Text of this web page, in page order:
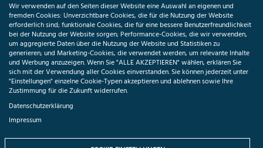
Medizininformatik-Initiative
ToolPool Gesundheitsforschung
Folgen Sie uns:
Wir verwenden auf den Seiten dieser Website eine Auswahl an eigenen und
fremden Cookies: Unverzichtbare Cookies, die für die Nutzung der Website
erforderlich sind; funktionale Cookies, die für eine bessere Benutzerfreundlichkeit
bei der Nutzung der Website sorgen; Performance-Cookies, die wir verwenden,
um aggregierte Daten über die Nutzung der Website und Statistiken zu
generieren; und Marketing-Cookies, die verwendet werden, um relevante Inhalte
und Werbung anzuzeigen. Wenn Sie "ALLE AKZEPTIEREN" wählen, erklären Sie
sich mit der Verwendung aller Cookies einverstanden. Sie können jederzeit unter
"Einstellungen" einzelne Cookie-Typen akzeptieren und ablehnen sowie Ihre
Zustimmung für die Zukunft widerrufen.
Datenschutzerklärung
Impressum